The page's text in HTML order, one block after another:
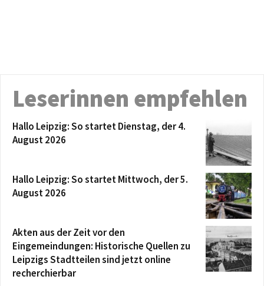
Leserinnen empfehlen
Hallo Leipzig: So startet Dienstag, der 4.
August 2026
Hallo Leipzig: So startet Mittwoch, der 5.
August 2026
Akten aus der Zeit vor den
Eingemeindungen: Historische Quellen zu
Leipzigs Stadtteilen sind jetzt online
recherchierbar